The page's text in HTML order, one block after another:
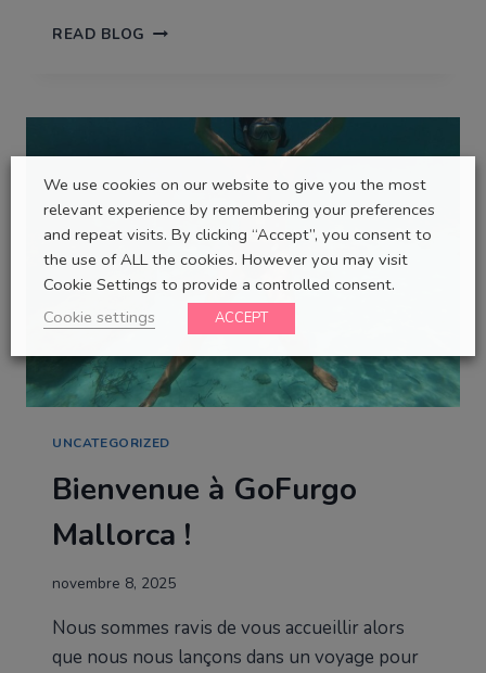
READ BLOG CALA
COMPLET
DÉCOUVERTE
D’UN
JOYAU
NATUREL
DE
MAJORQUE
UNCATEGORIZED
Bienvenue à GoFurgo
Mallorca !
novembre 8, 2025
Nous sommes ravis de vous accueillir alors
que nous nous lançons dans un voyage pour
We use cookies on our website to give you the most
relevant experience by remembering your preferences
and repeat visits. By clicking “Accept”, you consent to
the use of ALL the cookies. However you may visit
Cookie Settings to provide a controlled consent.
Cookie settings
ACCEPT